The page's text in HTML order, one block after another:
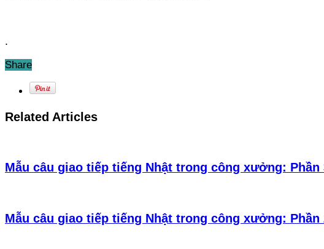
.
Share
Related Articles
Mẫu câu giao tiếp tiếng Nhật trong công xưởng: Phần
Mẫu câu giao tiếp tiếng Nhật trong công xưởng: Phần